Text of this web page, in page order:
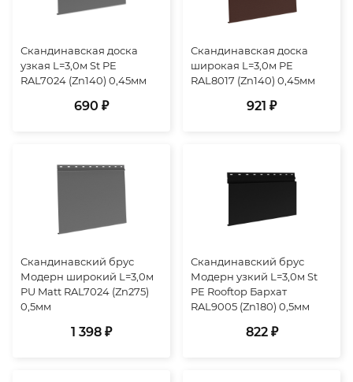
Скандинавская доска
узкая L=3,0м St PE
RAL7024 (Zn140) 0,45мм
690 ₽
Скандинавская доска
широкая L=3,0м PE
RAL8017 (Zn140) 0,45мм
921 ₽
Скандинавский брус
Модерн широкий L=3,0м
PU Matt RAL7024 (Zn275)
0,5мм
1 398 ₽
Скандинавский брус
Модерн узкий L=3,0м St
PE Rooftop Бархат
RAL9005 (Zn180) 0,5мм
822 ₽